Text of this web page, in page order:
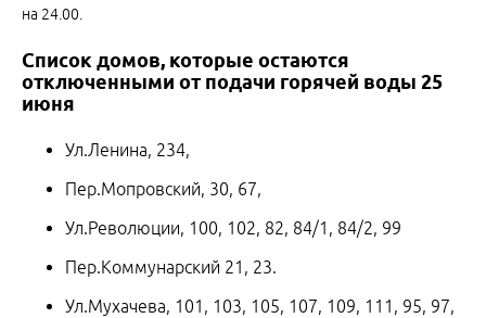
на 24.00.
Список домов, которые остаются
отключенными от подачи горячей воды 25
июня
Ул.Ленина, 234,
Пер.Мопровский, 30, 67,
Ул.Революции, 100, 102, 82, 84/1, 84/2, 99
Пер.Коммунарский 21, 23.
Ул.Мухачева, 101, 103, 105, 107, 109, 111, 95, 97,